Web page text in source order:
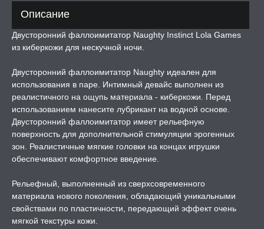
КАРТА
-50%, ТОВАР ЗА
ОБРАЗ
Описание
Двусторонний фаллоимитатор Naughty Instinct Lola Games
из киберкожи для нескучной ночи.
Двусторонний фаллоимитатор Naughty идеален для
использования в паре. Интимный девайс выполнен из
реалистичного на ощупь материала - киберкожи. Перед
использованием нанесите лубрикант на водной основе.
Двусторонний фаллоимитатор имеет рельефную
поверхность для дополнительной стимуляции эрогенных
зон. Реалистичные мягкие головки на концах игрушки
обеспечивают комфортное введение.
Рельефный, выполненный из сверхсовременного
материала нового поколения, обладающий уникальными
свойствами по пластичности, передающий эффект очень
мягкой текстуры кожи.